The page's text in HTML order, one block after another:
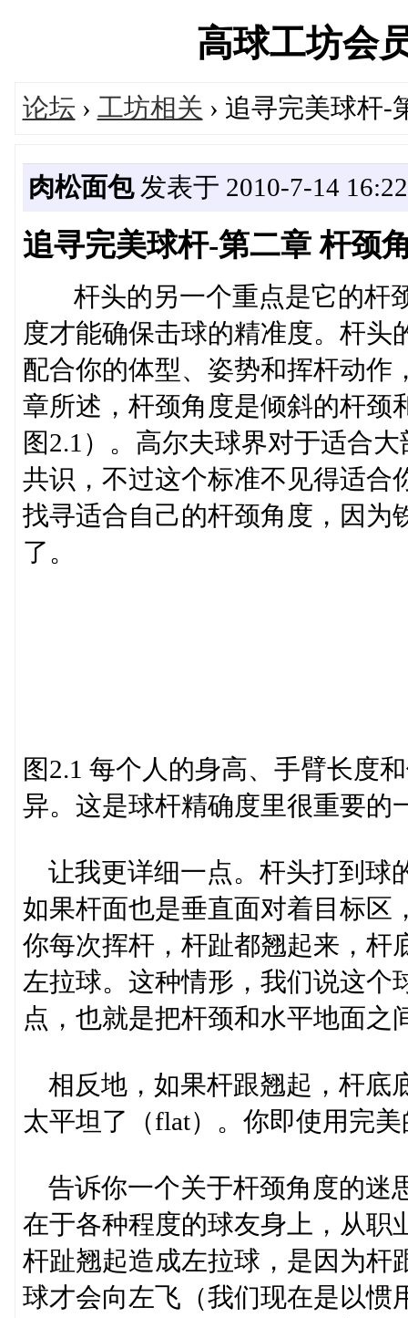
高球工坊会
论坛 › 工坊相关 › 追寻完美球杆-
肉松面包发表于 2010-7-14
追寻完美球杆-第二章 杆颈
杆头的另一个重点是它的杆
度才能确保击球的精准度。杆头
配合你的体型、姿势和挥杆动作
章所述，杆颈角度是倾斜的杆颈
图2.1）。高尔夫球界对于适合
共识，不过这个标准不见得适合
找寻适合自己的杆颈角度，因为
了。
图2.1 每个人的身高、手臂长度
异。这是球杆精确度里很重要的
让我更详细一点。杆头打到球
如果杆面也是垂直面对着目标区
你每次挥杆，杆趾都翘起来，杆
左拉球。这种情形，我们说这个
点，也就是把杆颈和水平地面之
相反地，如果杆跟翘起，杆底
太平坦了（flat）。你即使用完
告诉你一个关于杆颈角度的迷
在于各种程度的球友身上，从职
杆趾翘起造成左拉球，是因为杆
球才会向左飞（我们现在是以惯